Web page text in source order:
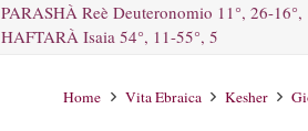
PARASHÀ Reè Deuteronomio 11°, 26-16°,
HAFTARÀ Isaia 54°, 11-55°, 5
Home Vita Ebraica Kesher